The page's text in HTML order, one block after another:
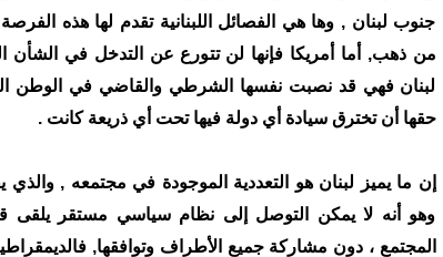
جنوب لبنان , وها هي الفصائل اللبنانية تقدم لها هذه
من ذهب, أما أمريكا فإنها لن تتورع عن التدخل في الشأن
لبنان فهي قد نصبت نفسها الشرطي والقاضي في الوطن
حقها أن تخترق سيادة أي دولة فيها تحت أي ذريعة كانت .
إن ما يميز لبنان هو التعددية الموجودة في مجتمعه ,
وهو أنه لا يمكن التوصل إلى نظام سياسي مستقر يلقى
المجتمع ، دون مشاركة جميع الأطراف وتوافقها,